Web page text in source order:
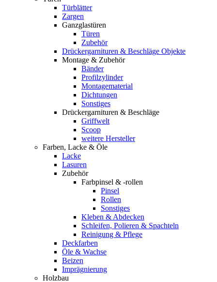
Türblätter
Zargen
Ganzglastüren
Türen
Zubehör
Drückergarnituren & Beschläge Objekte
Montage & Zubehör
Bänder
Profilzylinder
Montagematerial
Dichtungen
Sonstiges
Drückergarnituren & Beschläge
Griffwelt
Scoop
weitere Hersteller
Farben, Lacke & Öle
Lacke
Lasuren
Zubehör
Farbpinsel & -rollen
Pinsel
Rollen
Sonstiges
Kleben & Abdecken
Schleifen, Polieren & Spachteln
Reinigung & Pflege
Deckfarben
Öle & Wachse
Beizen
Imprägnierung
Holzbau